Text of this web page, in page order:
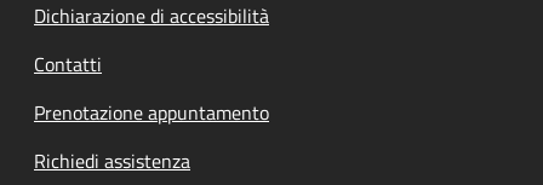
Dichiarazione di accessibilità
Contatti
Prenotazione appuntamento
Richiedi assistenza